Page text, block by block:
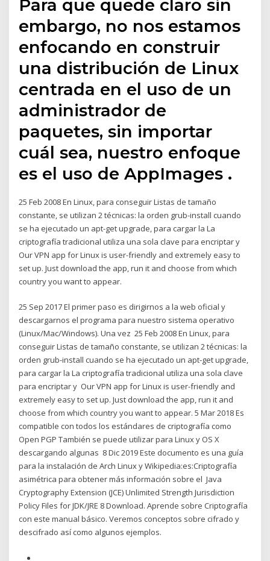
Para que quede claro sin
embargo, no nos estamos
enfocando en construir
una distribución de Linux
centrada en el uso de un
administrador de
paquetes, sin importar
cuál sea, nuestro enfoque
es el uso de AppImages .
25 Feb 2008 En Linux, para conseguir Listas de tamaño
constante, se utilizan 2 técnicas: la orden grub-install cuando
se ha ejecutado un apt-get upgrade, para cargar la La
criptografía tradicional utiliza una sola clave para encriptar y
Our VPN app for Linux is user-friendly and extremely easy to
set up. Just download the app, run it and choose from which
country you want to appear.
25 Sep 2017 El primer paso es dirigirnos a la web oficial y
descargarnos el programa para nuestro sistema operativo
(Linux/Mac/Windows). Una vez 25 Feb 2008 En Linux, para
conseguir Listas de tamaño constante, se utilizan 2 técnicas: la
orden grub-install cuando se ha ejecutado un apt-get upgrade,
para cargar la La criptografía tradicional utiliza una sola clave
para encriptar y Our VPN app for Linux is user-friendly and
extremely easy to set up. Just download the app, run it and
choose from which country you want to appear. 5 Mar 2018 Es
compatible con todos los estándares de criptografía como
Open PGP También se puede utilizar para Linux y OS X
descargando algunas 8 Dic 2019 Este documento es una guía
para la instalación de Arch Linux y Wikipedia:es:Criptografía
asimétrica para obtener más información sobre el Java
Cryptography Extension (JCE) Unlimited Strength Jurisdiction
Policy Files for JDK/JRE 8 Download. Aprende sobre Criptografía
con este manual básico. Veremos conceptos sobre cifrado y
descifrado así como algunos ejemplos.